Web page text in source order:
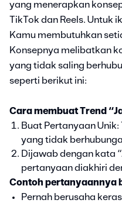
yang menerapkan
TikTok dan Reels. Untuk
Kamu membutuhkan
Konsepnya melibatkan
yang tidak saling
seperti berikut ini:
Cara membuat Trend
Buat Pertanyaan
yang tidak
Dijawab dengan kata
pertanyaan diakhiri
Contoh pertanyaannya
Pernah berusaha